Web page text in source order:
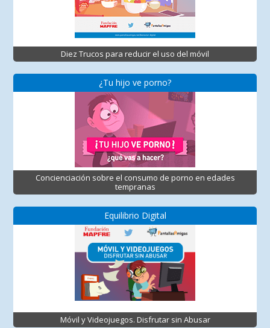
Diez Trucos para reducir el uso del móvil
¿Tu hijo ve porno?
Concienciación sobre el consumo de porno en edades
tempranas
Equilibrio Digital
Móvil y Videojuegos. Disfrutar sin Abusar